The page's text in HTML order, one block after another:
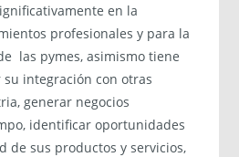
en la
profesionales y para la
las pymes, asimismo tiene
integración con otras
generar negocios
identificar oportunidades
de sus productos y servicios,